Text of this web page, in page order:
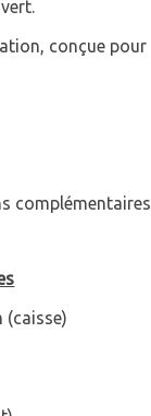
conçue pour
complémentaires
(caisse)